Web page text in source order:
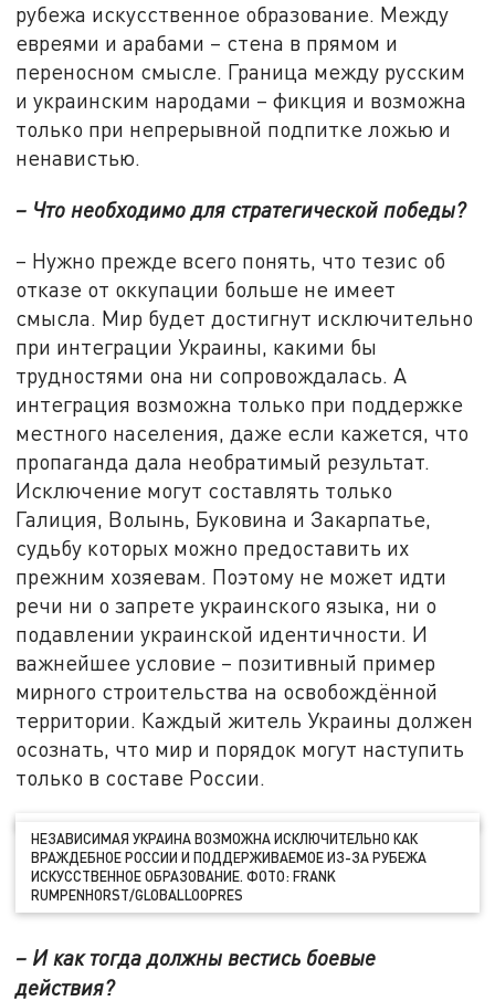
рубежа искусственное образование. Между
евреями и арабами – стена в прямом и
переносном смысле. Граница между русским
и украинским народами – фикция и возможна
только при непрерывной подпитке ложью и
ненавистью.
– Что необходимо для стратегической победы?
– Нужно прежде всего понять, что тезис об
отказе от оккупации больше не имеет
смысла. Мир будет достигнут исключительно
при интеграции Украины, какими бы
трудностями она ни сопровождалась. А
интеграция возможна только при поддержке
местного населения, даже если кажется, что
пропаганда дала необратимый результат.
Исключение могут составлять только
Галиция, Волынь, Буковина и Закарпатье,
судьбу которых можно предоставить их
прежним хозяевам. Поэтому не может идти
речи ни о запрете украинского языка, ни о
подавлении украинской идентичности. И
важнейшее условие – позитивный пример
мирного строительства на освобождённой
территории. Каждый житель Украины должен
осознать, что мир и порядок могут наступить
только в составе России.
НЕЗАВИСИМАЯ УКРАИНА ВОЗМОЖНА ИСКЛЮЧИТЕЛЬНО КАК
ВРАЖДЕБНОЕ РОССИИ И ПОДДЕРЖИВАЕМОЕ ИЗ-ЗА РУБЕЖА
ИСКУССТВЕННОЕ ОБРАЗОВАНИЕ. ФОТО: FRANK
RUMPENHORST/GLOBALLOOPRES
– И как тогда должны вестись боевые
действия?